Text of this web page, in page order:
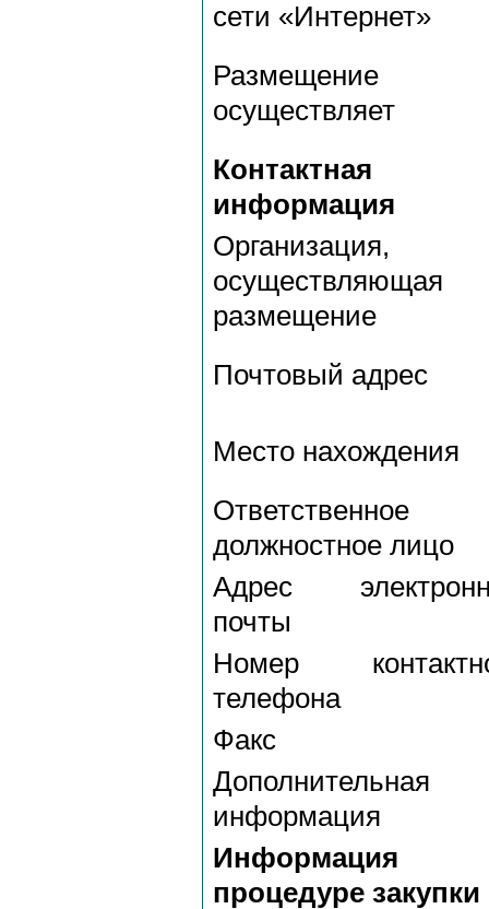
сети «Интернет»
Размещение
осуществляет
Контактная
информация
Организация,
осуществляющая
размещение
Почтовый адрес
Место нахождения
Ответственное
должностное лицо
Адрес
почты
Номер
телефона
Факс
Дополнительная
информация
Информация
процедуре закупки